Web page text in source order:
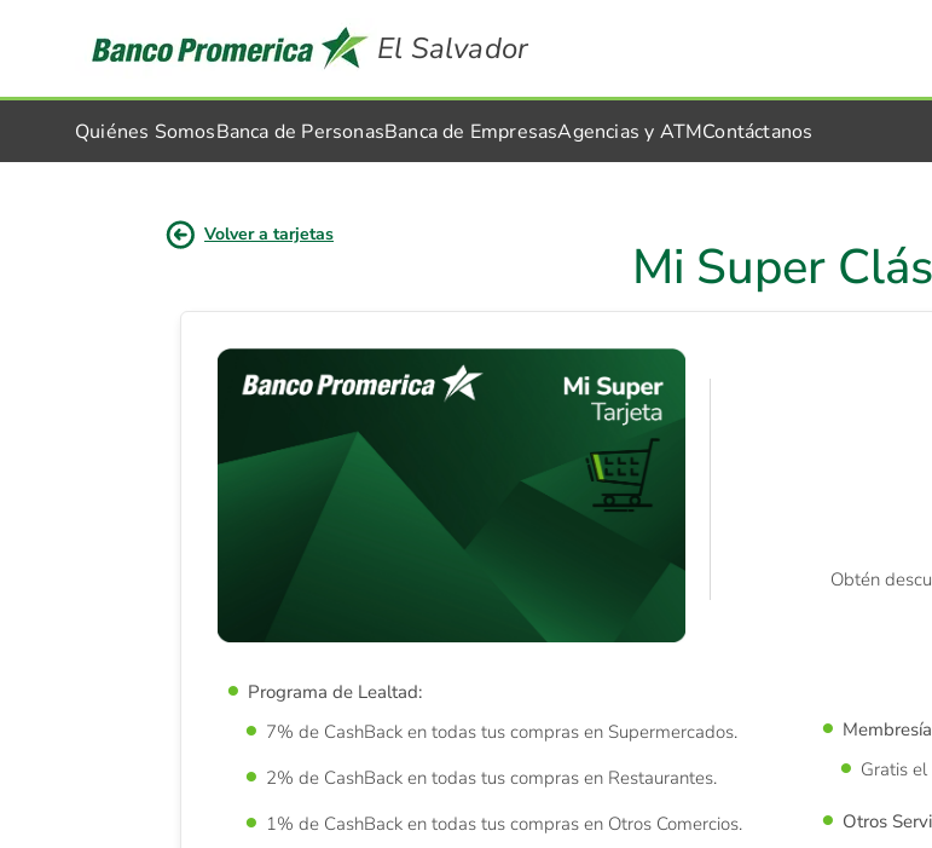
El Salvador
Quiénes SomosBanca de PersonasBanca de EmpresasAgencias y ATMContáctanos
Volver a tarjetas
Mi Super
Obtén
Programa de Lealtad:
7% de CashBack en todas tus compras en Supermercados.
2% de CashBack en todas tus compras en Restaurantes.
1% de CashBack en todas tus compras en Otros Comercios.
Membresía
Gratis
Otros